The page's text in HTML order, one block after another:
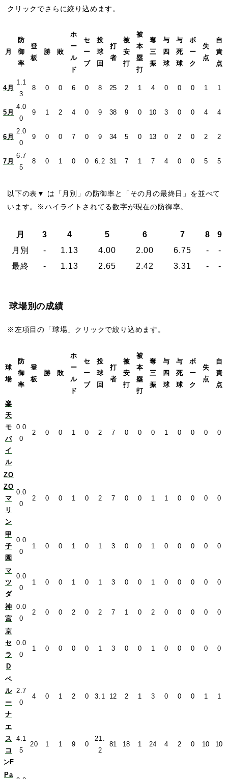
クリックでさらに絞り込めます。
月
防
御
率
登
板
勝 敗
ホ
ー
ル
ド
セ
ー
ブ
投
球
回
打
者
被
安
打
被
本
塁
打
奪
三
振
与
四
球
与
死
球
ボ
ー
ク
失
点
自
責
点
4月
1.1
3
8 0 0 6 0 8 25 2 1 4 0 0 0 1 1
5月
4.0
0
9 1 2 4 0 9 38 9 0 10 3 0 0 4 4
6月
2.0
0
9 0 0 7 0 9 34 5 0 13 0 2 0 2 2
7月
6.7
5
8 0 1 0 0 6.2 31 7 1 7 4 0 0 5 5
以下の表▼ は「月別」の防御率と「その月の最終日」を並べて
います。※ハイライトされてる数字が現在の防御率。
月 3 4 5 6 7 8
9
月別
- 1.13 4.00 2.00 6.75 -
-
最終
- 1.13 2.65 2.42 3.31 - -
球場別の成績
※左項目の「球場」クリックで絞り込めます。
球
場
防
御
率
登
板
勝 敗
ホ
ー
ル
ド
セ
ー
ブ
投
球
回
打
者
被
安
打
被
本
塁
打
奪
三
振
与
四
球
与
死
球
ボ
ー
ク
失
点
自
責
点
楽
天
モ
バ
イ
ル
0.0
0
2 0 0 1 0 2 7 0 0 0 1 0 0 0 0
ZO
ZO
マ
リ
ン
0.0
0
2 0 0 1 0 2 7 0 0 1 1 0 0 0 0
甲
子
園
0.0
0
1 0 0 1 0 1 3 0 0 1 0 0 0 0 0
マ
ツ
ダ
0.0
0
1 0 0 1 0 1 3 0 0 1 0 0 0 0 0
神
宮
0.0
0
2 0 0 2 0 2 7 1 0 2 0 0 0 0 0
京
セ
ラ
D
0.0
0
1 0 0 0 0 1 3 0 0 1 0 0 0 0 0
ベ
ル
ー
ナ
2.7
0
4 0 1 2 0 3.1 12 2 1 3 0 0 0 1 1
エ
ス
コ
ンF
4.1
5
20 1 1 9 0
21.
2
81 18 1 24 4 2 0 10 10
Pa